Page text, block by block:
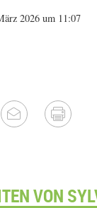
2026 um 11:07
VON